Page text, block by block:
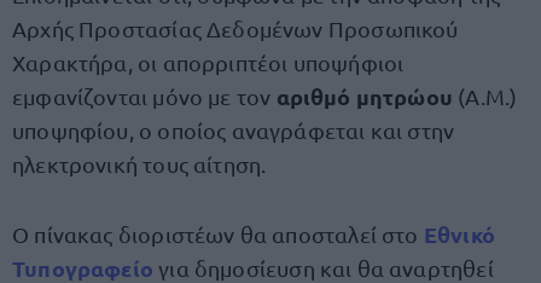
Αρχής Προστασίας Δεδομένων Προσωπικού
Χαρακτήρα, οι απορριπτέοι υποψήφιοι
εμφανίζονται μόνο με τον αριθμό μητρώου (Α.Μ.)
υποψηφίου, ο οποίος αναγράφεται και στην
ηλεκτρονική τους αίτηση.
Ο πίνακας διοριστέων θα αποσταλεί στο Εθνικό
Τυπογραφείο για δημοσίευση και θα αναρτηθεί